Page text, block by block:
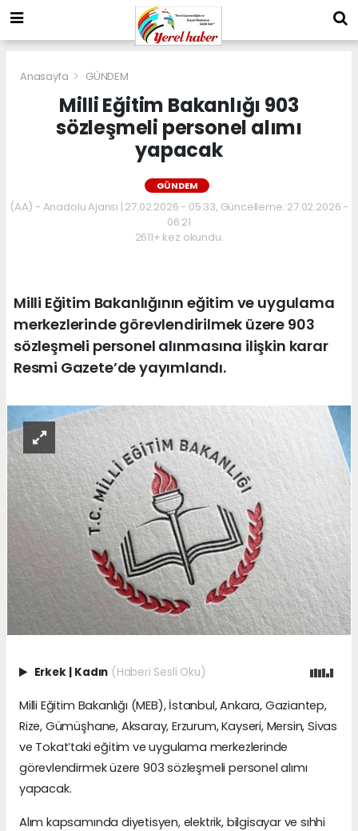
Anasayfa GÜNDEM
Milli Eğitim Bakanlığı 903
sözleşmeli personel alımı
yapacak
GÜNDEM
(AA) - Anadolu Ajansı | 27.02.2026 - 05:33, Güncelleme: 27.02.2026 -
06:21
2611+ kez okundu.
Milli Eğitim Bakanlığının eğitim ve uygulama
merkezlerinde görevlendirilmek üzere 903
sözleşmeli personel alınmasına ilişkin karar
Resmi Gazete’de yayımlandı.
Erkek | Kadın (Haberi Sesli Oku)
Milli Eğitim Bakanlığı (MEB), İstanbul, Ankara, Gaziantep,
Rize, Gümüşhane, Aksaray, Erzurum, Kayseri, Mersin, Sivas
ve Tokat’taki eğitim ve uygulama merkezlerinde
görevlendirmek üzere 903 sözleşmeli personel alımı
yapacak.
Alım kapsamında diyetisyen, elektrik, bilgisayar ve sıhhi